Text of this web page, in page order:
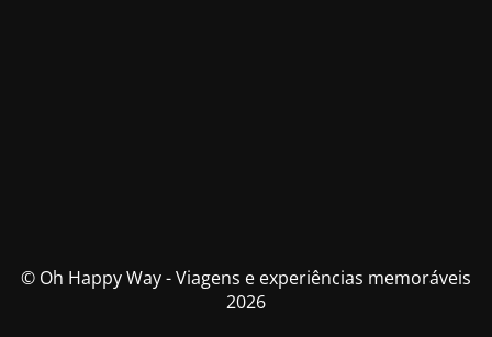
© Oh Happy Way - Viagens e experiências memoráveis
2026